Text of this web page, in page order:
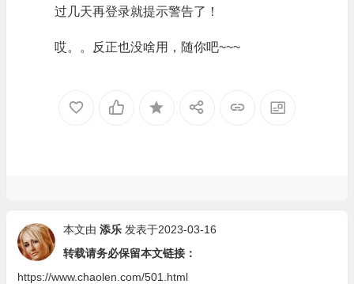
过几天再登录就提示警告了！
哎。。反正也没啥用，随你吧~~~
本文由 添乐 发表于2023-03-16
转载请务必保留本文链接：
https://www.chaolen.com/501.html